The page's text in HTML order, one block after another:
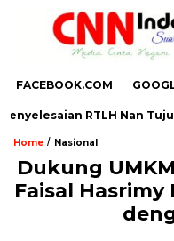
FACEBOOK.COM
RTLH Nan Tujuah
Home / Nasional
Dukung
Faisal
,